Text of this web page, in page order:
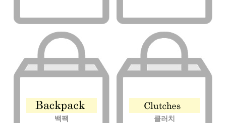
백팩 클러치